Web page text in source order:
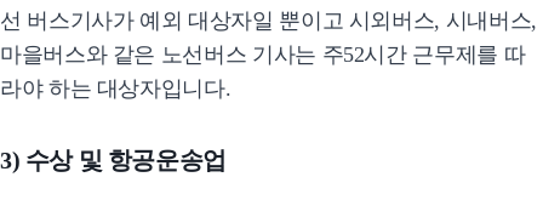
선 버스기사가 예외 대상자일 뿐이고 시외버스, 시내버스,
마을버스와 같은 노선버스 기사는 주52시간 근무제를 따
라야 하는 대상자입니다.
3) 수상 및 항공운송업